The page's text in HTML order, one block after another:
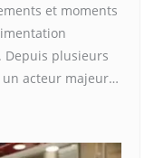
et moments
plusieurs
un acteur majeur…